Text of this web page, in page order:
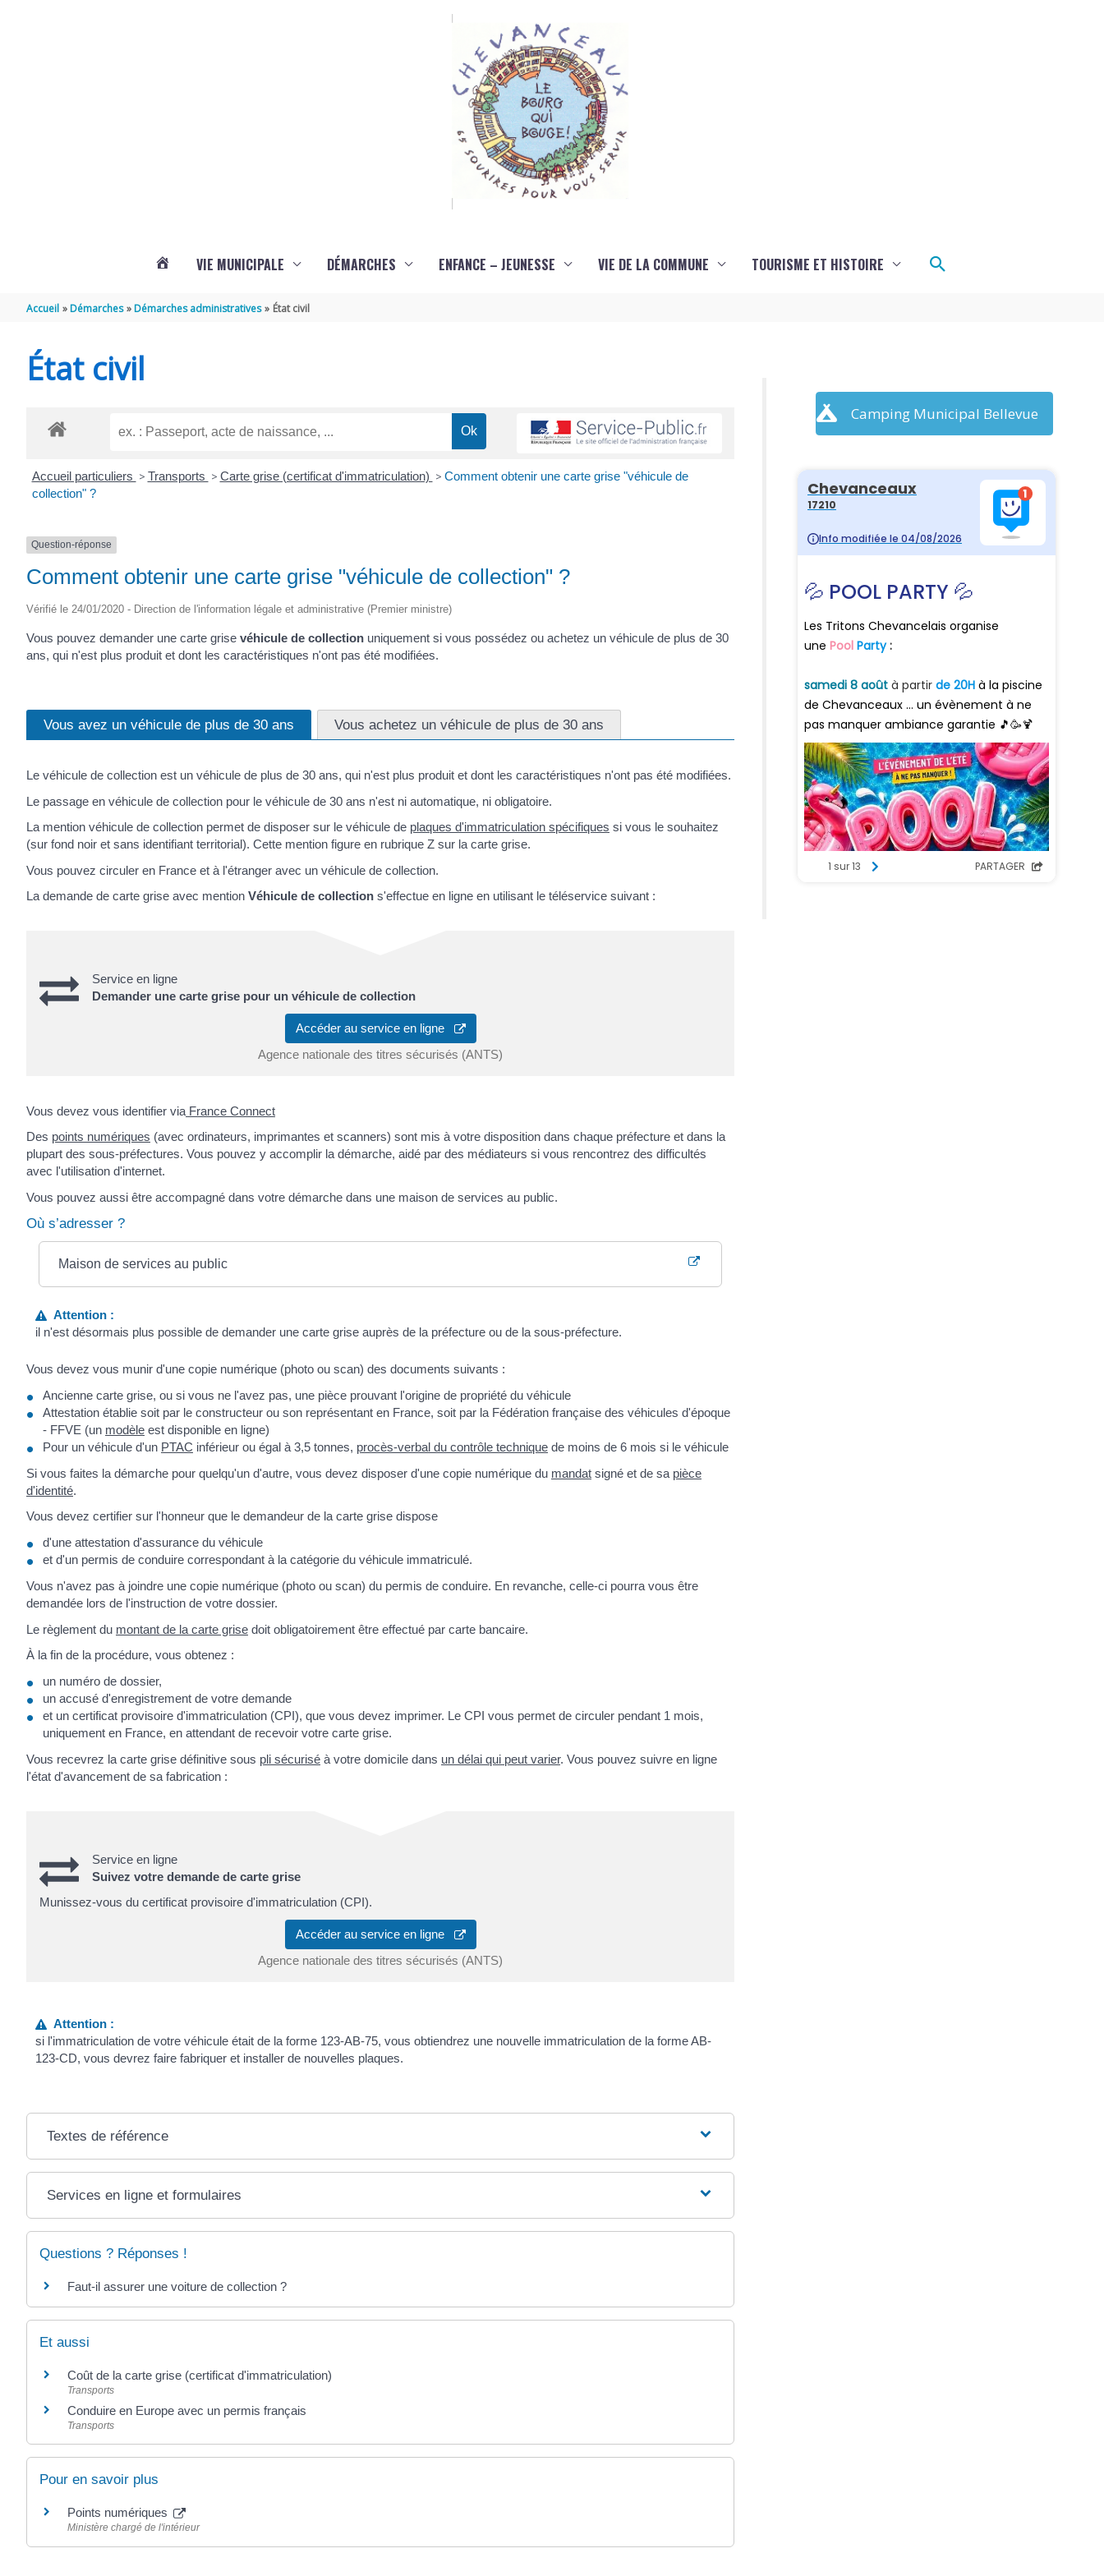
VIE MUNICIPALE DÉMARCHES ENFANCE – JEUNESSE VIE DE LA COMMUNE TOURISME ET HISTOIRE Rechercher
Accueil Démarches Démarches administratives État civil
État civil
Accueil particuliers > Transports > Carte grise (certificat d'immatriculation) > Comment obtenir une carte grise "véhicule de
collection" ?
Question-réponse
Comment obtenir une carte grise "véhicule de collection" ?
Vérifié le 24/01/2020 - Direction de l'information légale et administrative (Premier ministre)
Vous pouvez demander une carte grise véhicule de collection uniquement si vous possédez ou achetez un véhicule de plus de 30
ans, qui n'est plus produit et dont les caractéristiques n'ont pas été modifiées.
Vous avez un véhicule de plus de 30 ans Vous achetez un véhicule de plus de 30 ans
Le véhicule de collection est un véhicule de plus de 30 ans, qui n'est plus produit et dont les caractéristiques n'ont pas été modifiées.
Le passage en véhicule de collection pour le véhicule de 30 ans n'est ni automatique, ni obligatoire.
La mention véhicule de collection permet de disposer sur le véhicule de plaques d'immatriculation spécifiques si vous le souhaitez
(sur fond noir et sans identifiant territorial). Cette mention figure en rubrique Z sur la carte grise.
Vous pouvez circuler en France et à l'étranger avec un véhicule de collection.
La demande de carte grise avec mention Véhicule de collection s'effectue en ligne en utilisant le téléservice suivant :
Service en ligne
Demander une carte grise pour un véhicule de collection
Accéder au service en ligne
Agence nationale des titres sécurisés (ANTS)
Vous devez vous identifier via France Connect
Des points numériques (avec ordinateurs, imprimantes et scanners) sont mis à votre disposition dans chaque préfecture et dans la
plupart des sous-préfectures. Vous pouvez y accomplir la démarche, aidé par des médiateurs si vous rencontrez des difficultés
avec l'utilisation d'internet.
Vous pouvez aussi être accompagné dans votre démarche dans une maison de services au public.
Où s’adresser ?
Maison de services au public
Attention :
il n'est désormais plus possible de demander une carte grise auprès de la préfecture ou de la sous-préfecture.
Vous devez vous munir d'une copie numérique (photo ou scan) des documents suivants :
Ancienne carte grise, ou si vous ne l'avez pas, une pièce prouvant l'origine de propriété du véhicule
Attestation établie soit par le constructeur ou son représentant en France, soit par la Fédération française des véhicules d'époque
- FFVE (un modèle est disponible en ligne)
Pour un véhicule d'un PTAC inférieur ou égal à 3,5 tonnes, procès-verbal du contrôle technique de moins de 6 mois si le véhicule
Si vous faites la démarche pour quelqu'un d'autre, vous devez disposer d'une copie numérique du mandat signé et de sa pièce
d'identité.
Vous devez certifier sur l'honneur que le demandeur de la carte grise dispose
d'une attestation d'assurance du véhicule
et d'un permis de conduire correspondant à la catégorie du véhicule immatriculé.
Vous n'avez pas à joindre une copie numérique (photo ou scan) du permis de conduire. En revanche, celle-ci pourra vous être
demandée lors de l'instruction de votre dossier.
Le règlement du montant de la carte grise doit obligatoirement être effectué par carte bancaire.
À la fin de la procédure, vous obtenez :
un numéro de dossier,
un accusé d'enregistrement de votre demande
et un certificat provisoire d'immatriculation (CPI), que vous devez imprimer. Le CPI vous permet de circuler pendant 1 mois,
uniquement en France, en attendant de recevoir votre carte grise.
Vous recevrez la carte grise définitive sous pli sécurisé à votre domicile dans un délai qui peut varier. Vous pouvez suivre en ligne
l'état d'avancement de sa fabrication :
Service en ligne
Suivez votre demande de carte grise
Munissez-vous du certificat provisoire d'immatriculation (CPI).
Accéder au service en ligne
Agence nationale des titres sécurisés (ANTS)
Attention :
si l'immatriculation de votre véhicule était de la forme 123-AB-75, vous obtiendrez une nouvelle immatriculation de la forme AB-
123-CD, vous devrez faire fabriquer et installer de nouvelles plaques.
Textes de référence
Services en ligne et formulaires
Questions ? Réponses !
Faut-il assurer une voiture de collection ?
Et aussi
Coût de la carte grise (certificat d'immatriculation)
Transports
Conduire en Europe avec un permis français
Transports
Pour en savoir plus
Points numériques
Ministère chargé de l'intérieur
Camping Municipal Bellevue